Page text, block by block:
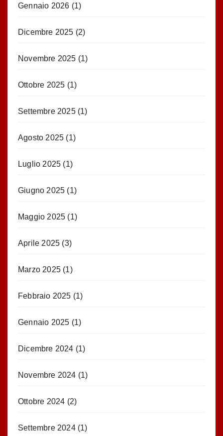
Gennaio 2026 (1)
Dicembre 2025 (2)
Novembre 2025 (1)
Ottobre 2025 (1)
Settembre 2025(1)
Agosto 2025 (1)
Luglio 2025 (1)
Giugno 2025 (1)
Maggio 2025 (1)
Aprile 2025 (3)
Marzo 2025 (1)
Febbraio 2025 (1)
Gennaio 2025 (1)
Dicembre 2024 (1)
Novembre 2024 (1)
Ottobre 2024 (2)
Settembre 2024(1)